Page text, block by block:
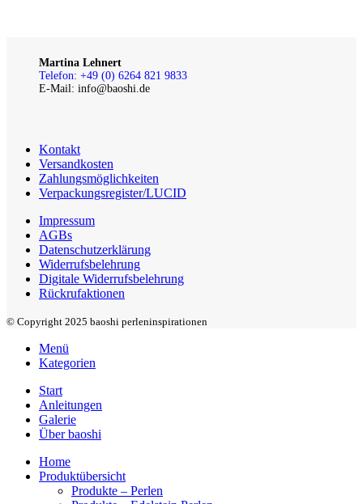
Martina Lehnert
Telefon: +49 (0) 6264 821 9833
E-Mail: info@baoshi.de
Kontakt
Versandkosten
Zahlungsmöglichkeiten
Verpackungsregister/LUCID
Impressum
AGBs
Datenschutzerklärung
Widerrufsbelehrung
Digitale Widerrufsbelehrung
Rückrufaktionen
© Copyright 2025 baoshi perleninspirationen
Menü
Kategorien
Start
Anleitungen
Galerie
Über baoshi
Home
Produktübersicht
Produkte – Perlen